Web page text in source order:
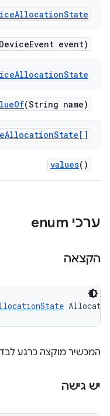
AllocationState
Event event)
AllocationState
Of(String name)
AllocationState[]
values()
ערכי enum
הקצאה
Allocated
המכשיר מוקצה כרגע
יש גישה